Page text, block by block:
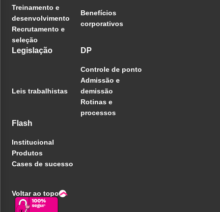
Treinamento e
desenvolvimento
Recrutamento e
seleção
Benefícios
corporativos
Legislação
Leis trabalhistas
DP
Controle de ponto
Admissão e
demissão
Rotinas e
processos
Flash
Institucional
Produtos
Cases de sucesso
Voltar ao topo